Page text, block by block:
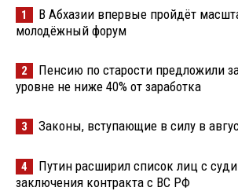
1
В Абхазии впервые пройдёт
молодёжный форум
2
Пенсию по старости предложили
уровне не ниже 40% от заработка
3 Законы, вступающие в силу в
4
Путин расширил список лиц с
заключения контракта с ВС РФ